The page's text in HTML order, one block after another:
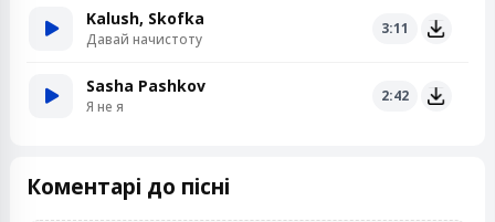
Kalush, Skofka
Давай начистоту
3:11
Sasha Pashkov
Я не я
2:42
Коментарі до пісні